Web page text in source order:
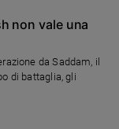
non vale una
da Saddam, il
di battaglia, gli